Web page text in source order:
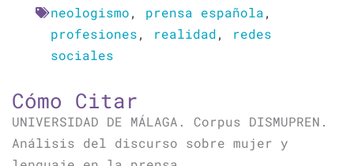
neologismo, prensa española,
profesiones, realidad, redes
sociales
Cómo Citar
UNIVERSIDAD DE MÁLAGA. Corpus DISMUPREN.
Análisis del discurso sobre mujer y